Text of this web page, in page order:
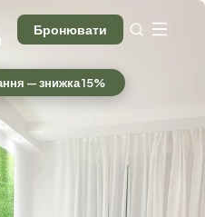
Бронювати
— знижка 15%